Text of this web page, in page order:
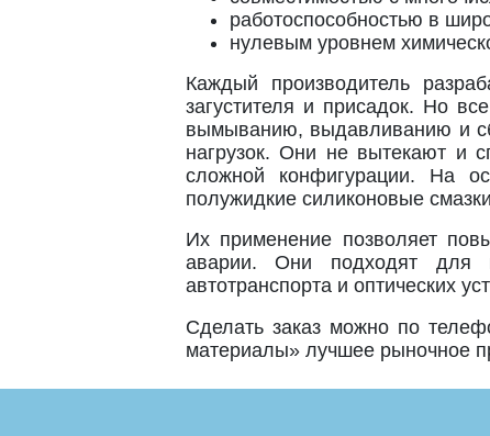
работоспособностью в
нулевым уровнем
Каждый производитель
загустителя и присадок. Но
вымыванию, выдавливанию и
нагрузок. Они не вытекают и
сложной конфигурации. На
полужидкие силиконовые
Их применение позволяет
аварии. Они подходят для
автотранспорта и оптических
Сделать заказ можно по
материалы» лучшее рыночное